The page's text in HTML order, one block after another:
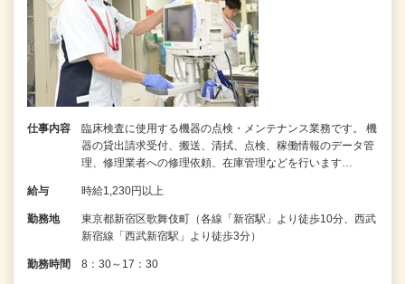
仕事内容
臨床検査に使用する機器の点検・メンテナンス業務です。 機
器の貸出請求受付、搬送、清拭、点検、稼働情報のデータ管
理、修理業者への修理依頼、在庫管理などを行います…
給与 時給1,230円以上
勤務地
東京都新宿区歌舞伎町（各線「新宿駅」より徒歩10分、西武
新宿線「西武新宿駅」より徒歩3分）
勤務時間 8：30～17：30